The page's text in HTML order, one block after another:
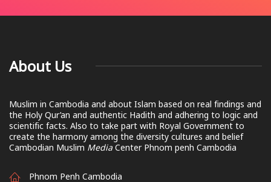
About Us
Muslim in Cambodia and about Islam based on real findings and
the Holy Qur’an and authentic Hadith and adhering to logic and
scientific facts. Also to take part with Royal Government to
create the harmony among the diversity cultures and belief
Cambodian Muslim Media Center Phnom penh Cambodia
Phnom Penh Cambodia